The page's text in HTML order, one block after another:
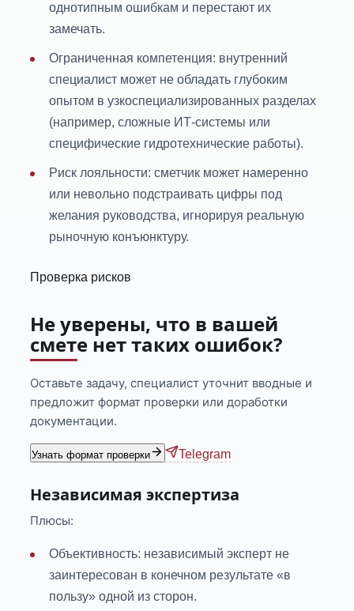
однотипным ошибкам и перестают их
замечать.
Ограниченная компетенция: внутренний
специалист может не обладать глубоким
опытом в узкоспециализированных разделах
(например, сложные ИТ-системы или
специфические гидротехнические работы).
Риск лояльности: сметчик может намеренно
или невольно подстраивать цифры под
желания руководства, игнорируя реальную
рыночную конъюнктуру.
Проверка рисков
Не уверены, что в вашей
смете нет таких ошибок?
Оставьте задачу, специалист уточнит вводные и
предложит формат проверки или доработки
документации.
Узнать формат проверки Telegram
Независимая экспертиза
Плюсы:
Объективность: независимый эксперт не
заинтересован в конечном результате «в
пользу» одной из сторон.